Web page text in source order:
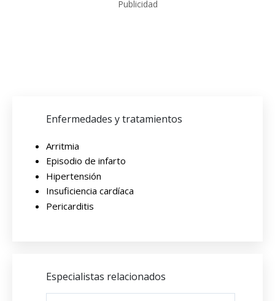
Publicidad
Enfermedades y tratamientos
Arritmia
Episodio de infarto
Hipertensión
Insuficiencia cardíaca
Pericarditis
Especialistas relacionados